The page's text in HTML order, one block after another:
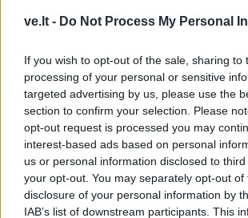
ve.lt - Do Not Process My Personal
If you wish to opt-out of the sale, sharing to
processing of your personal or sensitive
targeted advertising by us, please use the
section to confirm your selection. Please
opt-out request is processed you may
interest-based ads based on personal
us or personal information disclosed to
your opt-out. You may separately opt-out of
disclosure of your personal information by
IAB’s list of downstream participants. This
Sutinku sutaisyklėmis
This site is
reCAPTCHA
Privacy Policy
Service apply.